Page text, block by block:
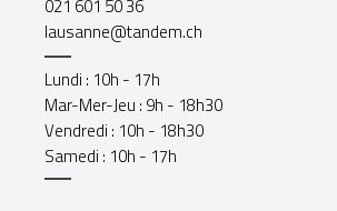
021 601 50 36
lausanne@tandem.ch
Lundi : 10h - 17h
Mar-Mer-Jeu : 9h - 18h30
Vendredi : 10h - 18h30
Samedi : 10h - 17h